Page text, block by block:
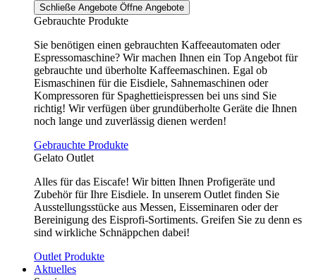
Schließe Angebote Öffne Angebote
Gebrauchte Produkte
Sie benötigen einen gebrauchten Kaffeeautomaten oder
Espressomaschine? Wir machen Ihnen ein Top Angebot für
gebrauchte und überholte Kaffeemaschinen. Egal ob
Eismaschinen für die Eisdiele, Sahnemaschinen oder
Kompressoren für Spaghettieispressen bei uns sind Sie
richtig! Wir verfügen über grundüberholte Geräte die Ihnen
noch lange und zuverlässig dienen werden!
Gebrauchte Produkte
Gelato Outlet
Alles für das Eiscafe! Wir bitten Ihnen Profigeräte und
Zubehör für Ihre Eisdiele. In unserem Outlet finden Sie
Ausstellungsstücke aus Messen, Eisseminaren oder der
Bereinigung des Eisprofi-Sortiments. Greifen Sie zu denn es
sind wirkliche Schnäppchen dabei!
Outlet Produkte
Aktuelles